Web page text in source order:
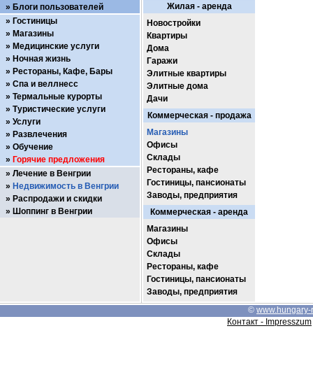
Жилая - аренда
Новостройки
Квартиры
Дома
Гаражи
Элитные квартиры
Элитные дома
Дачи
Коммерческая - продажа
Магазины
Офисы
Склады
Рестораны, кафе
Гостиницы, пансионаты
Заводы, предприятия
Коммерческая - аренда
Магазины
Офисы
Склады
Рестораны, кафе
Гостиницы, пансионаты
Заводы, предприятия
Блоги пользователей
Гостиницы
Магазины
Медицинские услуги
Ночная жизнь
Рестораны, Кафе, Бары
Спа и веллнесс
Термальные курорты
Туристические услуги
Услуги
Развлечения
Обучение
Горячие предложения
Лечение в Венгрии
Недвижимость в Венгрии
Распродажи и скидки
Шоппинг в Венгрии
© www.hungary-
Контакт - Impresszum